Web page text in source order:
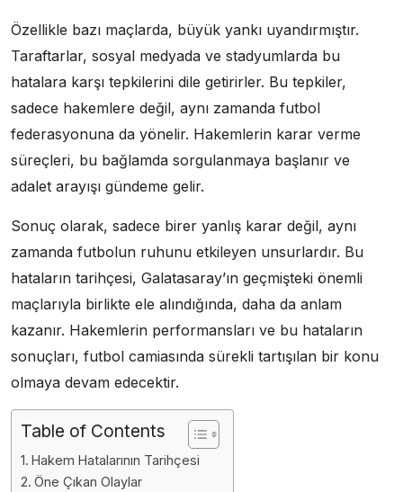
Özellikle bazı maçlarda, büyük yankı uyandırmıştır.
Taraftarlar, sosyal medyada ve stadyumlarda bu
hatalara karşı tepkilerini dile getirirler. Bu tepkiler,
sadece hakemlere değil, aynı zamanda futbol
federasyonuna da yönelir. Hakemlerin karar verme
süreçleri, bu bağlamda sorgulanmaya başlanır ve
adalet arayışı gündeme gelir.
Sonuç olarak, sadece birer yanlış karar değil, aynı
zamanda futbolun ruhunu etkileyen unsurlardır. Bu
hataların tarihçesi, Galatasaray’ın geçmişteki önemli
maçlarıyla birlikte ele alındığında, daha da anlam
kazanır. Hakemlerin performansları ve bu hataların
sonuçları, futbol camiasında sürekli tartışılan bir konu
olmaya devam edecektir.
Table of Contents
Hakem Hatalarının Tarihçesi
Öne Çıkan Olaylar